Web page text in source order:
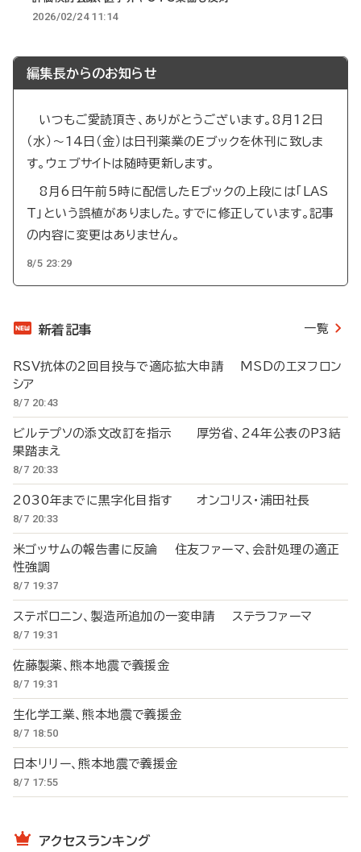
2026/02/24 11:14
編集長からのお知らせ
いつもご愛読頂き、ありがとうございます。8月12日
（水）～14日（金）は日刊薬業のEブックを休刊に致しま
す。ウェブサイトは随時更新します。
8月6日午前5時に配信したEブックの上段には「LAS
T」という誤植がありました。すでに修正しています。記事
の内容に変更はありません。
8/5 23:29
新着記事 一覧
RSV抗体の2回目投与で適応拡大申請 MSDのエヌフロン
シア
8/7 20:43
ビルテプソの添文改訂を指示 厚労省、24年公表のP3結
果踏まえ
8/7 20:33
2030年までに黒字化目指す オンコリス・浦田社長
8/7 20:33
米ゴッサムの報告書に反論 住友ファーマ、会計処理の適正
性強調
8/7 19:37
ステボロニン、製造所追加の一変申請 ステラファーマ
8/7 19:31
佐藤製薬、熊本地震で義援金
8/7 19:31
生化学工業、熊本地震で義援金
8/7 18:50
日本リリー、熊本地震で義援金
8/7 17:55
アクセスランキング